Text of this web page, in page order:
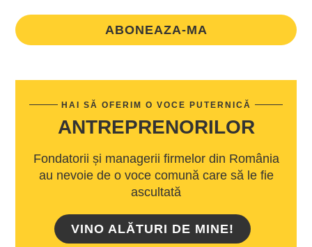
ABONEAZA-MA
HAI SĂ OFERIM O VOCE PUTERNICĂ
ANTREPRENORILOR
Fondatorii și managerii firmelor din România
au nevoie de o voce comună care să le fie
ascultată
VINO ALĂTURI DE MINE!